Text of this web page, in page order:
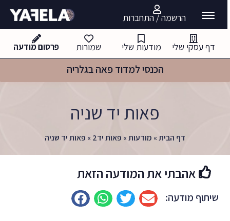
הרשמה / התחברות
דף עסקי שלי מודעות שלי שמורות פרסום מודעה
הכנסי למדוד פאה בגלריה
פאות יד שניה
דף הבית» מודעות» פאות יד2 » פאות יד שניה
אהבתי את המודעה הזאת
שיתוף מודעה: